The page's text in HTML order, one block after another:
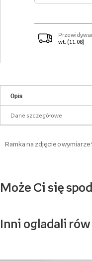
wt. (11.08)
Opis
Dane szczegółowe
Ramka na zdjęcie o wymiarze
Może Ci się